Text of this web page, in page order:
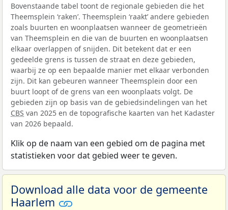
Bovenstaande tabel toont de regionale gebieden die het
Theemsplein ‘raken’. Theemsplein ‘raakt’ andere gebieden
zoals buurten en woonplaatsen wanneer de geometrieën
van Theemsplein en die van de buurten en woonplaatsen
elkaar overlappen of snijden. Dit betekent dat er een
gedeelde grens is tussen de straat en deze gebieden,
waarbij ze op een bepaalde manier met elkaar verbonden
zijn. Dit kan gebeuren wanneer Theemsplein door een
buurt loopt of de grens van een woonplaats volgt. De
gebieden zijn op basis van de gebiedsindelingen van het
CBS van 2025 en de topografische kaarten van het Kadaster
van 2026 bepaald.
Klik op de naam van een gebied om de pagina met
statistieken voor dat gebied weer te geven.
Download alle data voor de gemeente
Haarlem